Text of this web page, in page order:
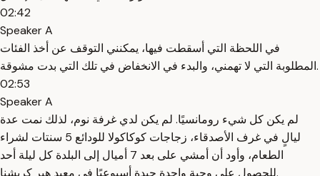
02:42
Speaker A
في اللحظة التي أسقطت فيها، يمكنني التوقف عن أخذ الفئات
المطلوبة التي لا تهمني، والبدء في الانخفاض في تلك التي بدت مشوقة.
02:53
Speaker A
لم يكن كل شيء رومانسيًا. لم يكن لدي غرفة نوم، لذلك نمت عدة
ليالٍ في غرف الأصدقاء، زجاجات كوكاكولا للودائع 5 سنتات لشراء
الطعام، وأود أن أمشي على بعد 7 أميال إلى البلدة كل ليلة أحد
للحصول على وجبة واحدة جيدة أسبوعيًا في معبد هير كريشنا.